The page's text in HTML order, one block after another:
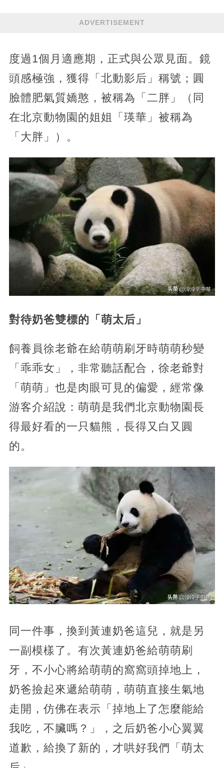
ADVERTISEMENT
度過1個月適應期，正式與公眾見面。鏡
頭感極強，獲得「北動影后」稱號；圓
臉體肥氣質嬌憨，被稱為「二胖」（同
在北京動物園的姐姐「瑛華」被稱為
「大胖」）。
對待奶爸雙標的「萌太后」
飼養員徐老爺在給萌萌刷牙時萌萌秒變
「乖乖女」，非常聽話配合，徐老爺對
「萌萌」也是肉眼可見的偏愛，經常像
游客介紹說：萌萌是我們北京動物園長
得最好看的一只貓熊，長得又白又圓
的。
同一件事，換到黃連奶爸這兒，就是另
一副模樣了。有次黃連奶爸給萌萌刷
牙，不小心將給萌萌的窩窩頭掉地上，
奶爸撿起來遞給萌萌，萌萌直接生氣地
走開，仿佛在表示「掉地上了怎麼能給
我吃，不臟嗎？」，之后奶爸小心翼翼
道歉，給換了新的，才哄好我們「萌太